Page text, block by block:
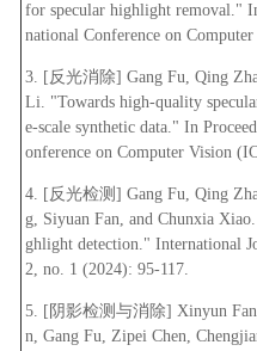
for specular highlight removal."
national Conference on
3. [反光消除] Gang Fu, Qing
Li. "Towards high-quality
e-scale synthetic data." In
onference on Computer Vision
4. [反光检测 ] Gang Fu, Qing
g, Siyuan Fan, and Chunxia
ghlight detection." International
2, no. 1 (2024): 95-117.
5. [ 阴影检测与消除] Xinyun
n, Gang Fu, Zipei Chen,